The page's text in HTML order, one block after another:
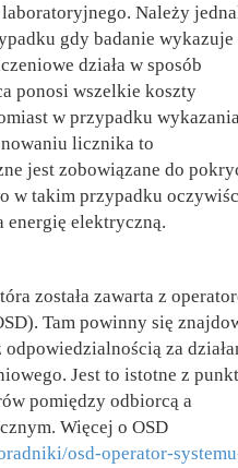
Należy
gdy badanie
działa w sposób
ponosi wszelkie koszty
w przypadku
licznika to
jest zobowiązane do
w takim przypadku
energię elektryczną.
została zawarta z
Tam powinny się
za
Jest to istotne z
pomiędzy odbiorcą a
Więcej o OSD
osd-operator-